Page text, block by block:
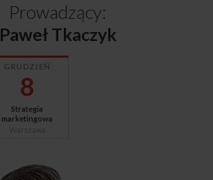
Prowadzący:
Paweł Tkaczyk
GRUDZIEŃ
8
Strategia
marketingowa